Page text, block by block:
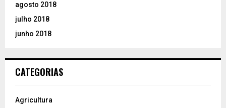
agosto 2018
julho 2018
junho 2018
CATEGORIAS
Agricultura